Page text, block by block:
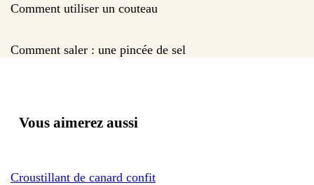
Comment utiliser un couteau
Comment saler : une pincée de sel
Vous aimerez aussi
Croustillant de canard confit